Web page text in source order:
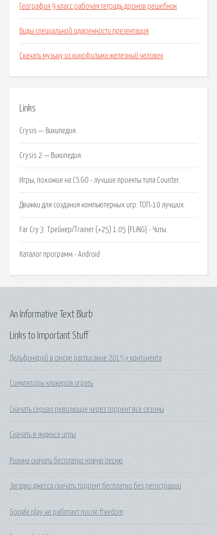
География 9 класс рабочая тетрадь дронов решебник
Виды специальной одаренности презентация
Скачать музыку из кинофильма железный человек
Links
Crysis — Википедия.
Crysis 2 — Википедия.
Игры, похожие на CS:GO - лучшие проекты типа Counter.
Движки для создания компьютерных игр: ТОП-10 лучших.
Far Cry 3: Трейнер/Trainer (+25) 1.05 {FLiNG} - Читы.
Каталог программ - Android
Links to Important Stuff
Дельфинарий в омске расписание 2015 у континента
Симуляторы кликеров играть
Скачать сериал революция через торрент все сезоны
Скачать в яндексе игры
Рианна скачать бесплатно новую песню
Загадки джесса скачать торрент бесплатно без регистрации
Google play не работает после freedom
An Informative Text Blurb